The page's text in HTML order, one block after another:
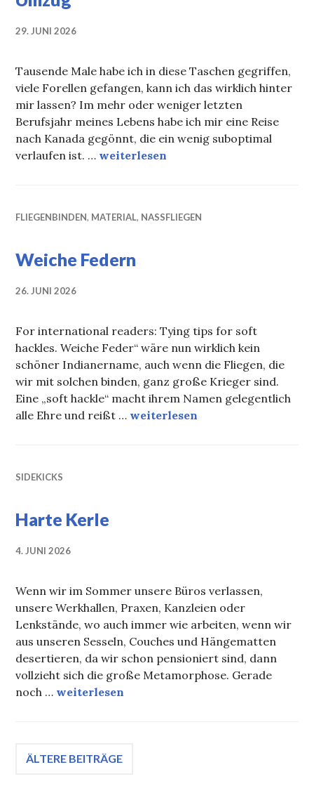
29. JUNI 2026
Tausende Male habe ich in diese Taschen gegriffen,
viele Forellen gefangen, kann ich das wirklich hinter
mir lassen? Im mehr oder weniger letzten
Berufsjahr meines Lebens habe ich mir eine Reise
nach Kanada gegönnt, die ein wenig suboptimal
verlaufen ist. … Umzug
weiterlesen
FLIEGENBINDEN, MATERIAL, NASSFLIEGEN
Weiche Federn
26. JUNI 2026
For international readers: Tying tips for soft
hackles. Weiche Feder“ wäre nun wirklich kein
schöner Indianername, auch wenn die Fliegen, die
wir mit solchen binden, ganz große Krieger sind.
Eine „soft hackle“ macht ihrem Namen gelegentlich
alle Ehre und reißt … Weiche Federn
weiterlesen
SIDEKICKS
Harte Kerle
4. JUNI 2026
Wenn wir im Sommer unsere Büros verlassen,
unsere Werkhallen, Praxen, Kanzleien oder
Lenkstände, wo auch immer wie arbeiten, wenn wir
aus unseren Sesseln, Couches und Hängematten
desertieren, da wir schon pensioniert sind, dann
vollzieht sich die große Metamorphose. Gerade
noch … Harte Kerle
weiterlesen
Beitragsnavigation
ÄLTERE BEITRÄGE